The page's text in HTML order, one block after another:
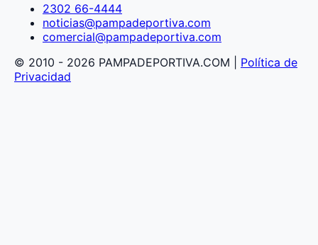
2302 66-4444
noticias@pampadeportiva.com
comercial@pampadeportiva.com
© 2010 - 2026 PAMPADEPORTIVA.COM | Política de
Privacidad